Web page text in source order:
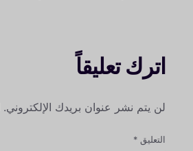
اترك تعليقاً
لن يتم نشر عنوان بريدك الإلكتروني.
التعليق *